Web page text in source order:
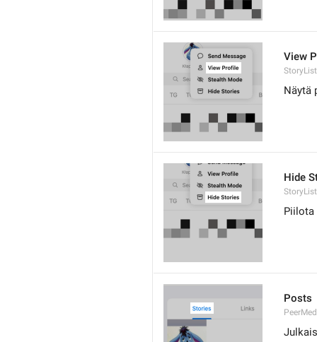
View
Näytä
Hide
Piilota
Posts